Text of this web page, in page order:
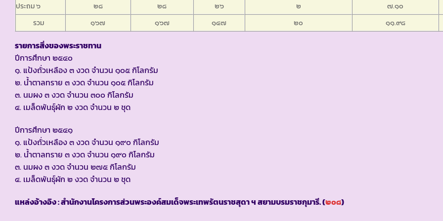
ประถม ๖
๒๘ ๒๘ ๒๖ ๒ ๗.๑๐
รวม
๑๖๗ ๑๖๗ ๑๔๗ ๒๐ ๑๑.๙๘
รายการสิ่งของพระราชทาน
ปีการศึกษา ๒๕๔๐
๑. แป้งถั่วเหลือง ๓ งวด จำนวน ๑๐๕ กิโลกรัม
๒. น้ำตาลทราย ๓ งวด จำนวน ๑๐๕ กิโลกรัม
๓. นมผง ๓ งวด จำนวน ๓๐๐ กิโลกรัม
๔. เมล็ดพันธุ์ผัก ๒ งวด จำนวน ๒ ชุด
ปีการศึกษา ๒๕๔๑
๑. แป้งถั่วเหลือง ๓ งวด จำนวน ๑๙๐ กิโลกรัม
๒. น้ำตาลทราย ๓ งวด จำนวน ๑๙๐ กิโลกรัม
๓. นมผง ๓ งวด จำนวน ๒๗๕ กิโลกรัม
๔. เมล็ดพันธุ์ผัก ๒ งวด จำนวน ๒ ชุด
แหล่งอ้างอิง : สำนักงานโครงการส่วนพระองค์สมเด็จพระเทพรัตนราชสุดา ฯ สยามบรมราชกุมารี. (๒๐๘)